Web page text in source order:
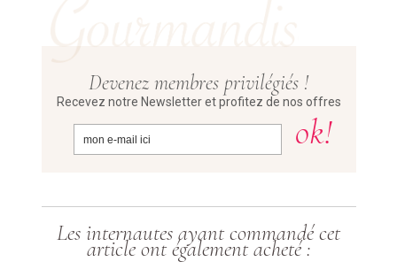
Devenez membres privilégiés !
Recevez notre Newsletter et profitez de nos offres
Les internautes ayant commandé cet
article ont également acheté :